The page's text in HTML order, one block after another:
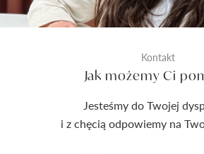
Kontakt
Jak możemy Ci
Jesteśmy do Twojej
i z chęcią odpowiemy na